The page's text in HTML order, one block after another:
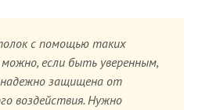
с помощью таких
если быть уверенным,
защищена от
воздействия. Нужно